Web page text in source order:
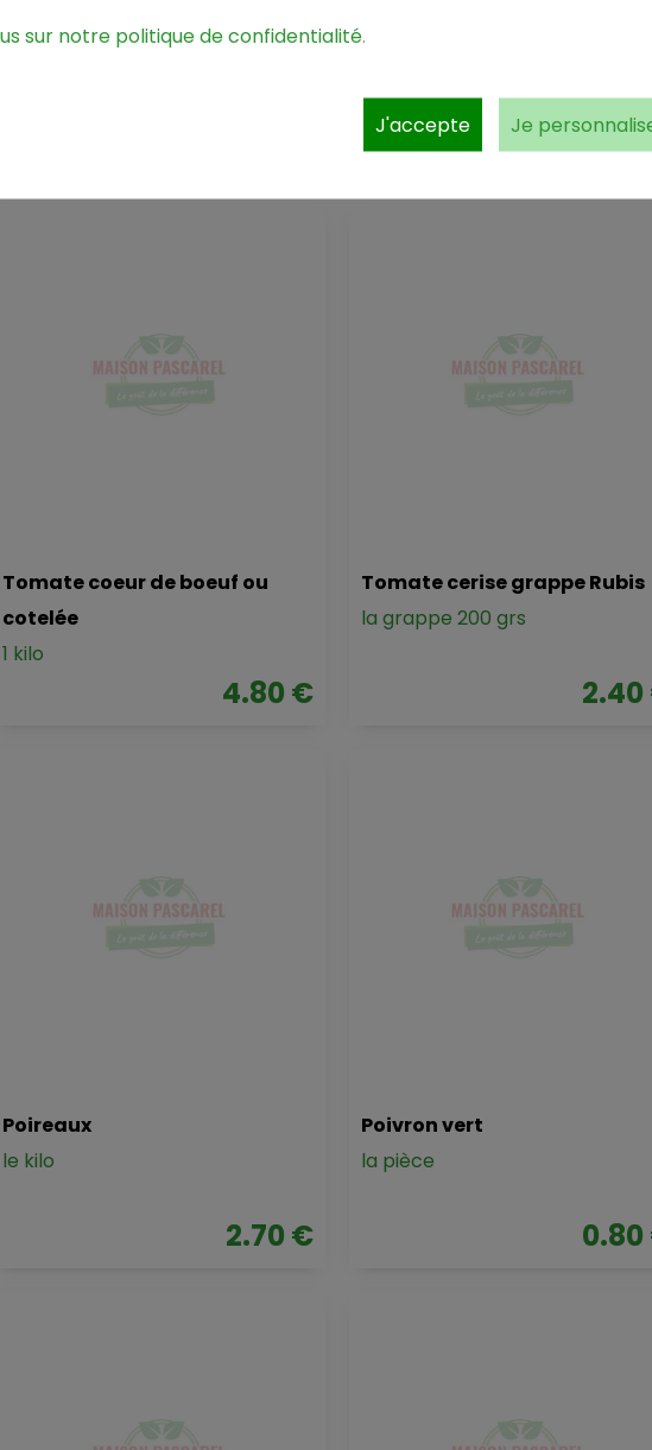
Pomme pinova (rouge)
Pomme pink lady
4.50
Tomate coeur de boeuf ou
cotelée
1 kilo
4.80 €
Tomate cerise grappe Rubis
la grappe 200 grs
Poireaux
le kilo
2.70 €
Poivron vert
la pièce
sur notre politique de confidentialité.
J'accepte Je